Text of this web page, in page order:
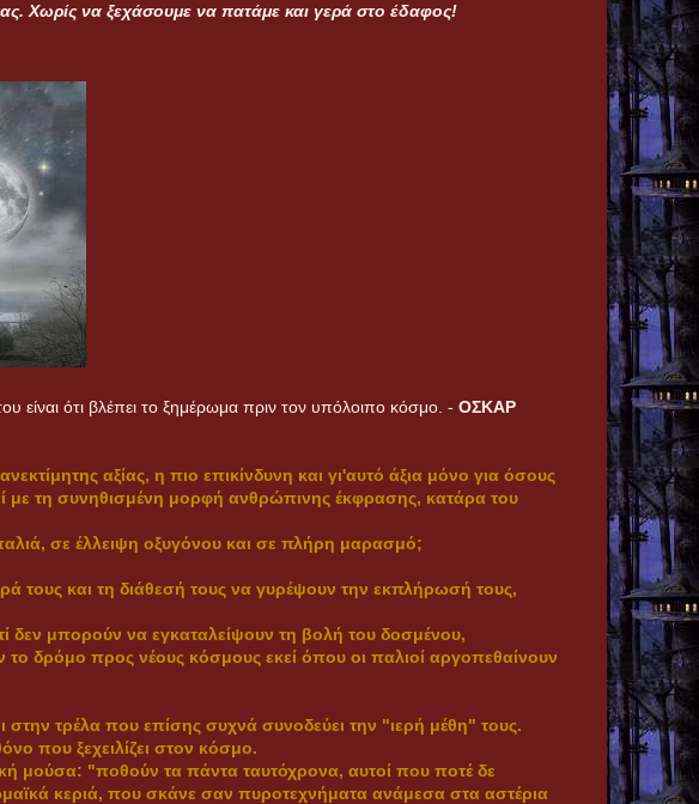
Χωρίς να ξεχάσουμε να πατάμε και γερά στο έδαφος!
είναι ότι βλέπει το ξημέρωμα πριν τον υπόλοιπο κόσμο. - ΟΣΚΑΡ
αξίας, η πιο επικίνδυνη και γι'αυτό άξια μόνο για όσους
με τη συνηθισμένη μορφή ανθρώπινης έκφρασης, κατάρα του
σε έλλειψη οξυγόνου και σε πλήρη μαρασμό;
τους και τη διάθεσή τους να γυρέψουν την εκπλήρωσή τους,
δεν μπορούν να εγκαταλείψουν τη βολή του δοσμένου,
το δρόμο προς νέους κόσμους εκεί όπου οι παλιοί αργοπεθαίνουν
στην τρέλα που επίσης συχνά συνοδεύει την "ιερή μέθη" τους.
που ξεχειλίζει στον κόσμο.
μούσα: "ποθούν τα πάντα ταυτόχρονα, αυτοί που ποτέ δε
κεριά, που σκάνε σαν πυροτεχνήματα ανάμεσα στα αστέρια